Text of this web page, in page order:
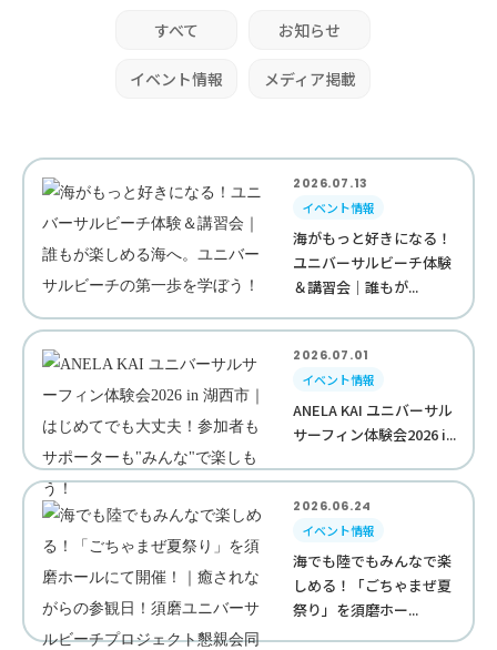
すべて お知らせ
イベント情報 メディア掲載
2026.07.13
イベント情報
海がもっと好きになる！
ユニバーサルビーチ体験
＆講習会｜誰もが...
2026.07.01
イベント情報
ANELA KAI ユニバーサル
サーフィン体験会2026 i...
2026.06.24
イベント情報
海でも陸でもみんなで楽
しめる！「ごちゃまぜ夏
祭り」を須磨ホー...